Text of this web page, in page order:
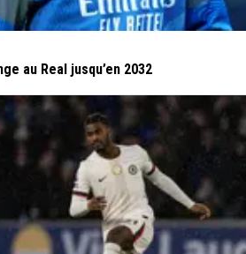
au Real jusqu’en 2032